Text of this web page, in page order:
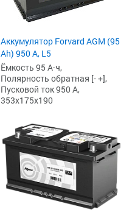
Аккумулятор Forvard AGM (95
Ah) 950 А, L5
Ёмкость 95 А·ч,
Полярность обратная [- +],
Пусковой ток 950 А,
353x175x190